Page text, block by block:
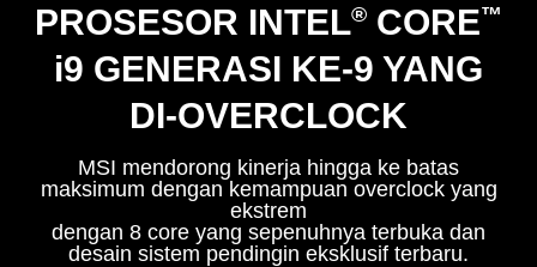
PROSESOR INTEL® CORE™
i9 GENERASI KE-9 YANG
DI-OVERCLOCK
MSI mendorong kinerja hingga ke batas
maksimum dengan kemampuan overclock yang
ekstrem
dengan 8 core yang sepenuhnya terbuka dan
desain sistem pendingin eksklusif terbaru.